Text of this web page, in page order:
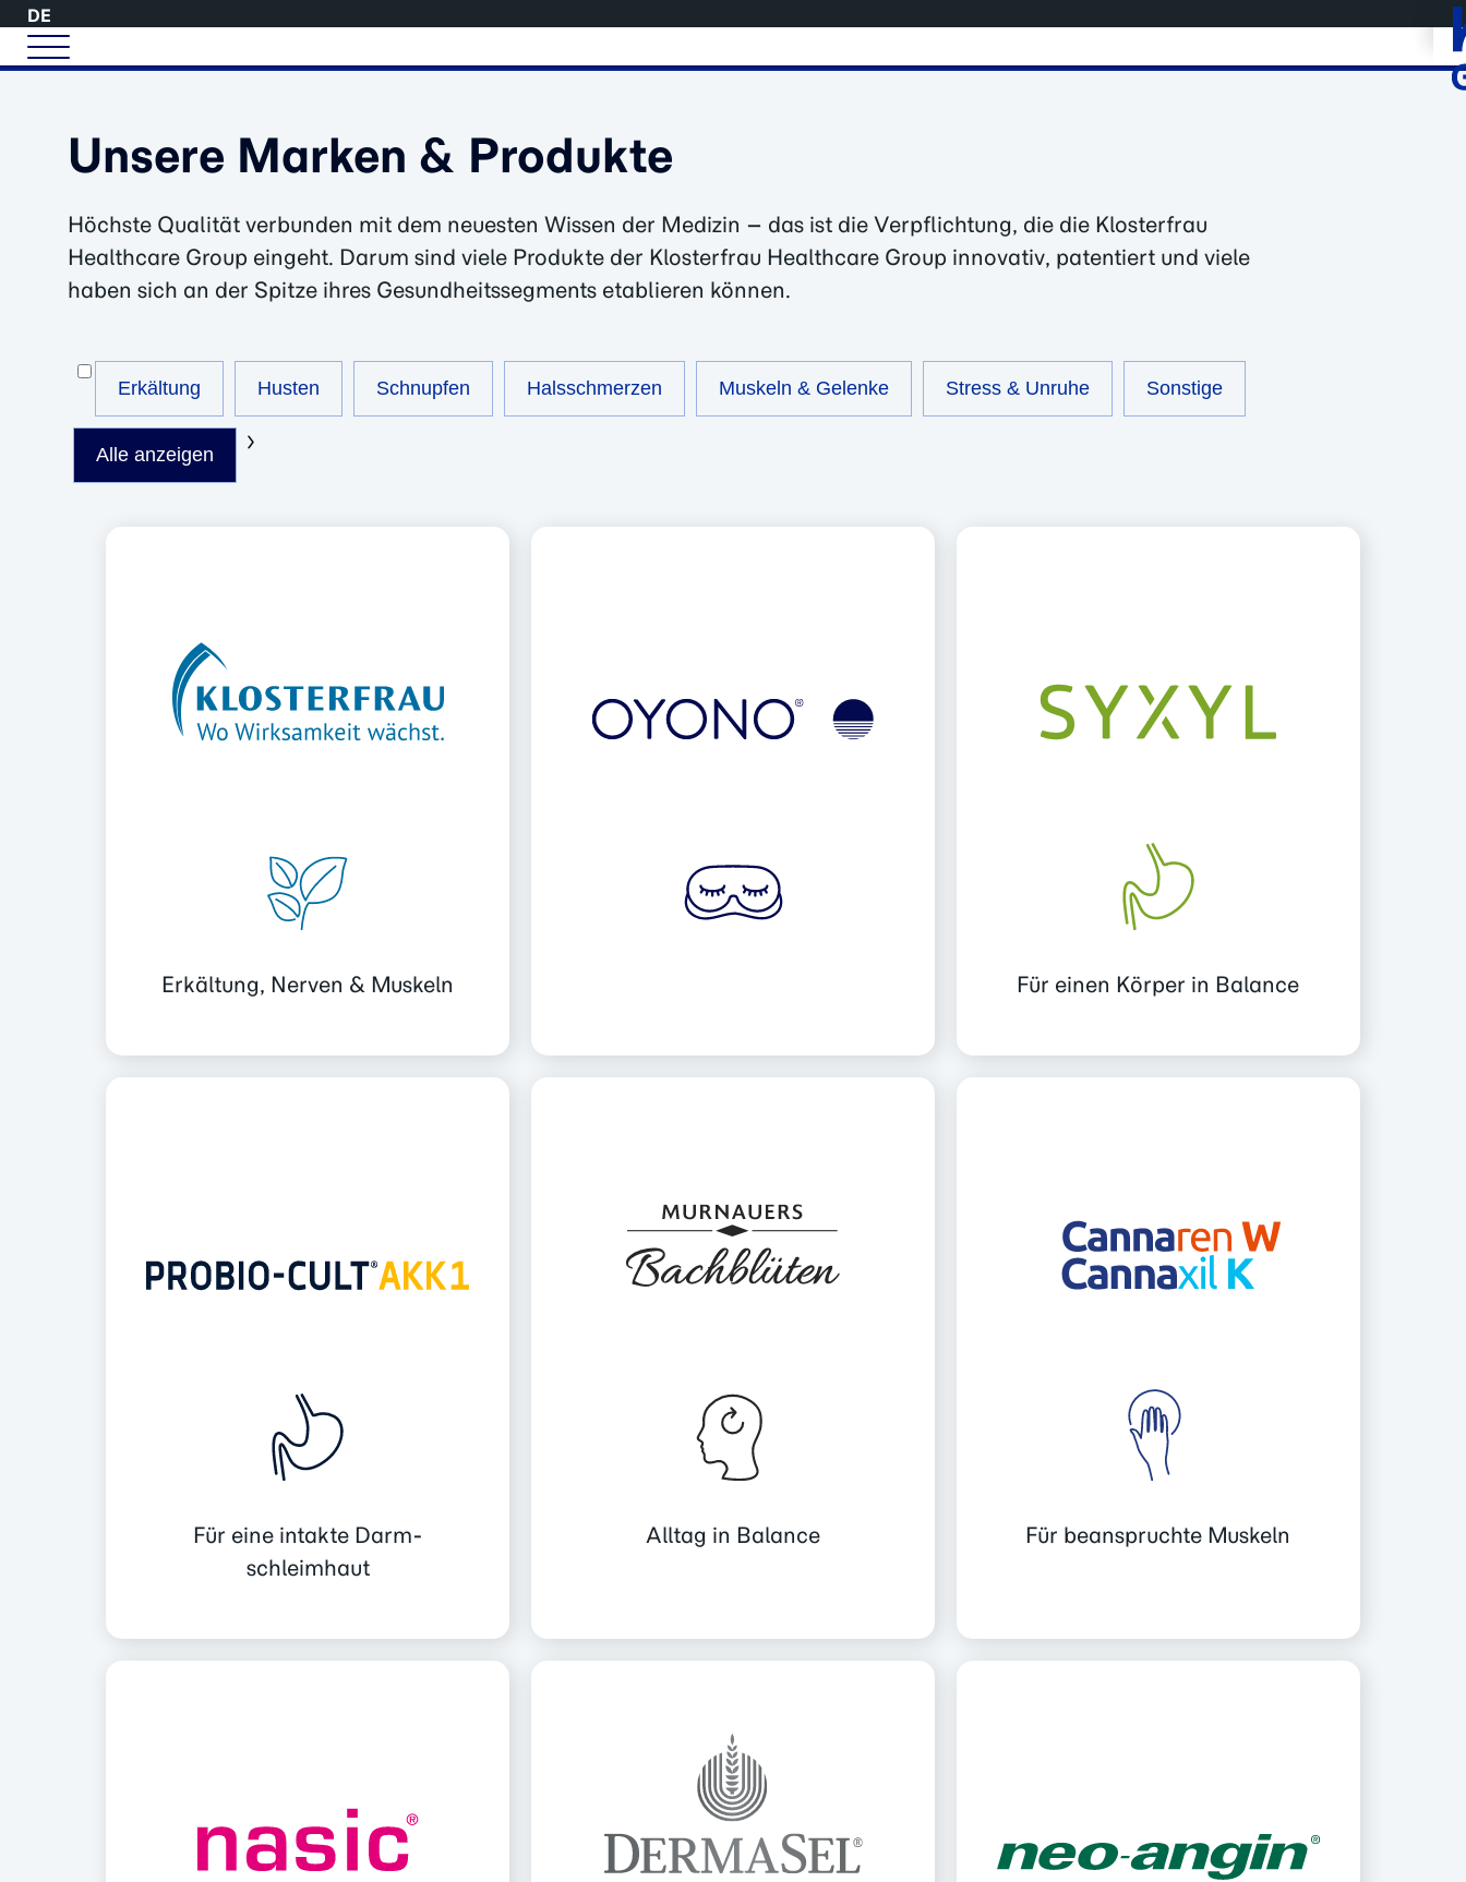
DE
Unsere Marken & Produkte
Höchste Qualität verbunden mit dem neuesten Wissen der Medizin – das ist die Verpflichtung, die die Klosterfrau
Healthcare Group eingeht. Darum sind viele Produkte der Klosterfrau Healthcare Group innovativ, patentiert und viele
haben sich an der Spitze ihres Gesundheitssegments etablieren können.
Erkältung Husten Schnupfen Halsschmerzen Muskeln & Gelenke Stress & Unruhe Sonstige
Alle anzeigen
Erkältung, Nerven & Muskeln Für einen Körper in Balance
Für eine intakte Darm­
schleimhaut
Alltag in Balance Für beanspruchte Muskeln